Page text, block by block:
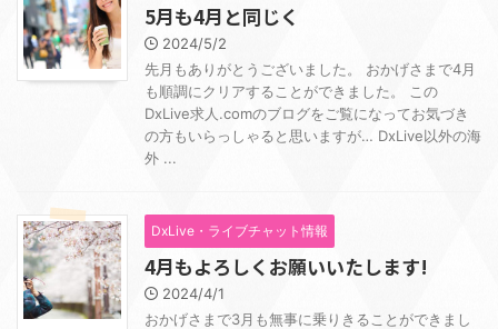
5月も4月と同じく
2024/5/2
先月もありがとうございました。 おかげさまで4月
も順調にクリアすることができました。 この
DxLive求人.comのブログをご覧になってお気づき
の方もいらっしゃると思いますが… DxLive以外の海
外 ...
DxLive・ライブチャット情報
4月もよろしくお願いいたします!
2024/4/1
おかげさまで3月も無事に乗りきることができまし